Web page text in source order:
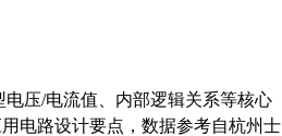
压/电流值、内部逻辑关系等核心
电路设计要点，数据参考自杭州士